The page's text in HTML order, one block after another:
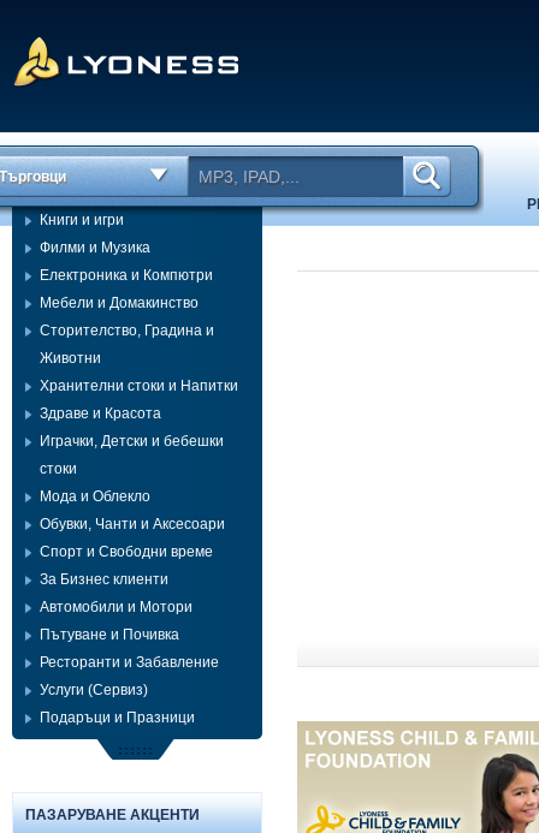
Търговци
Книги и игри
Филми и Музика
Електроника и Компютри
Мебели и Домакинство
Сторителство, Градина и
Животни
Хранителни стоки и Напитки
Здраве и Красота
Играчки, Детски и бебешки
стоки
Мода и Облекло
Обувки, Чанти и Аксесоари
Спорт и Свободни време
За Бизнес клиенти
Автомобили и Мотори
Пътуване и Почивка
Ресторанти и Забавление
Услуги (Сервиз)
Подаръци и Празници
ПАЗАРУВАНЕ АКЦЕНТИ